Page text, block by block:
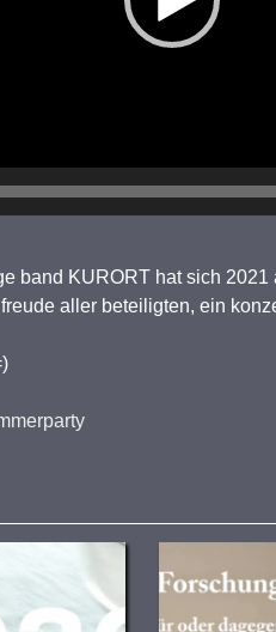
band KURORT hat sich
aller beteiligten, ein